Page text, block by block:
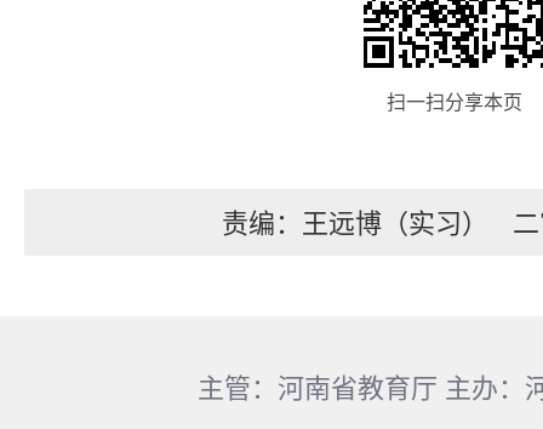
扫一扫分享本页
责编：王远博（实习）
主管：河南省教育厅 主办：